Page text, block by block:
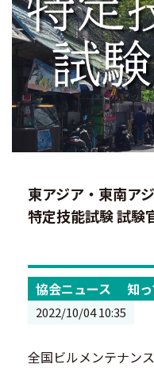
東アジア・東南ア
特定技能試験 試験
協会ニュース 知
2022/10/04 10:35
全国ビルメンテナン